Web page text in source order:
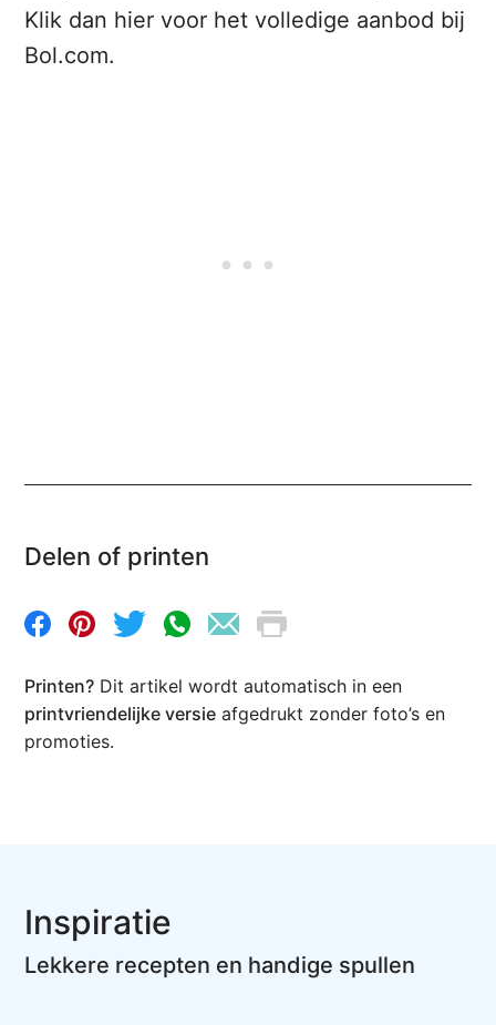
Klik dan hier voor het volledige aanbod bij
Bol.com.
Delen of printen
Printen? Dit artikel wordt automatisch in een
printvriendelijke versie afgedrukt zonder foto’s en
promoties.
Inspiratie
Lekkere recepten en handige spullen